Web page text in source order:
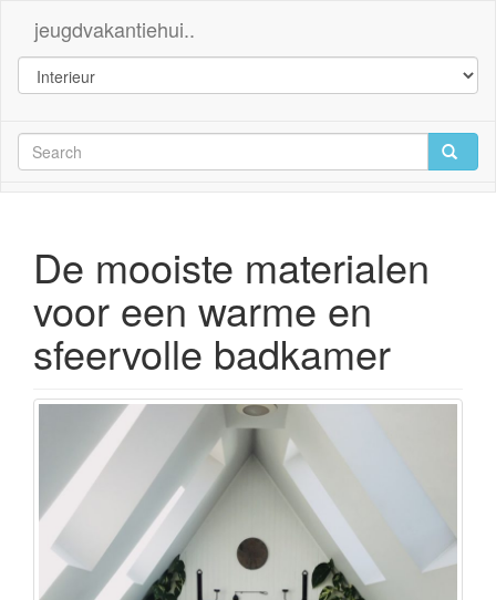
jeugdvakantiehui..
De mooiste materialen
voor een warme en
sfeervolle badkamer